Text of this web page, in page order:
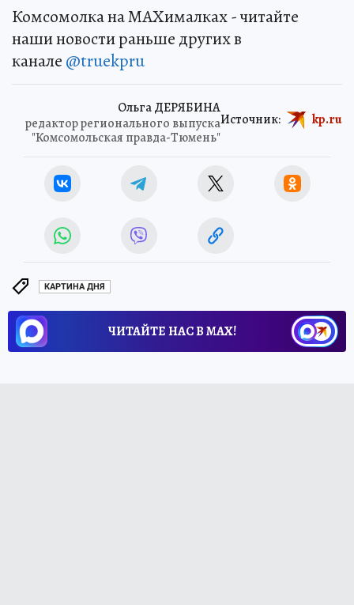
Комсомолка на MAXималках - читайте
наши новости раньше других в
канале @truekpru
Ольга ДЕРЯБИНА
редактор регионального выпуска
"Комсомольская правда-Тюмень"
Источник: kp.ru
КАРТИНА ДНЯ
ЧИТАЙТЕ НАС В МАХ!